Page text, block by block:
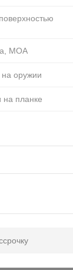
MOA
оружии
планке